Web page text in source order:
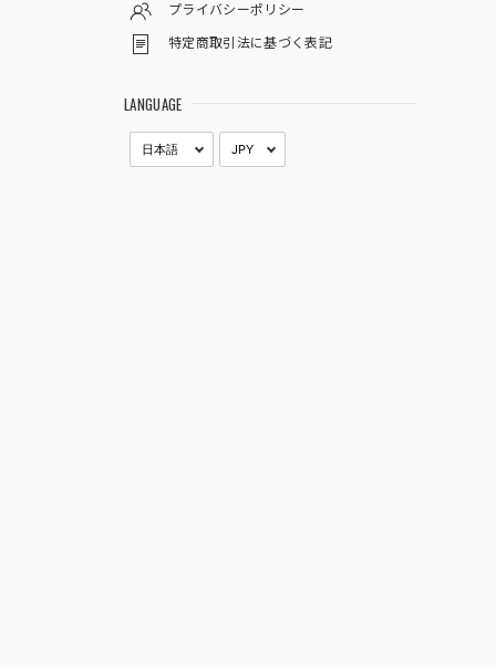
プライバシーポリシー
特定商取引法に基づく表記
LANGUAGE